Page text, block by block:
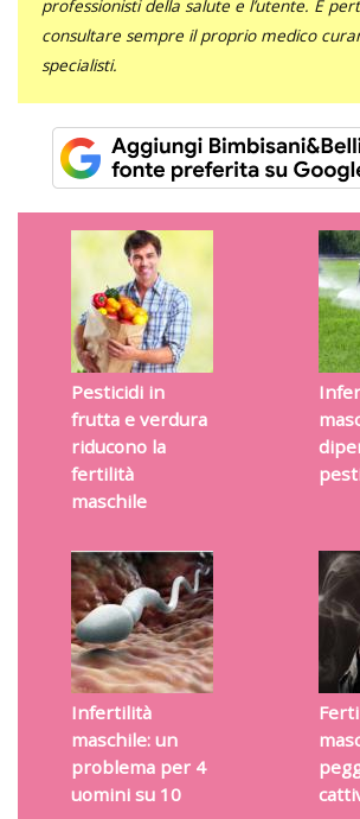
professionisti della salute e l’utente. È
consultare sempre il proprio medico
specialisti.
Pesticidi in
frutta e verdura
riducono la
fertilità
maschile
Infertilità
maschile: un
problema per 4
uomini su 10